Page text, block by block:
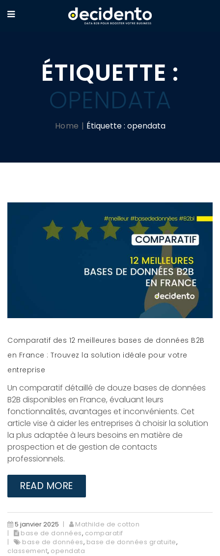
ÉTIQUETTE :
OPENDATA
Home Étiquette : opendata
Comparatif des 12 meilleures bases de données B2B
en France : Trouvez la solution idéale pour votre
entreprise
Un comparatif détaillé de douze bases de données
B2B disponibles en France, évaluant leurs
fonctionnalités, avantages et inconvénients. Cet
article vise à aider les entreprises à choisir la solution
la plus adaptée à leurs besoins en matière de
prospection et de gestion de contacts
professionnels.
READ MORE
5 janvier 2025
Mathilde de cotton
base de données, comparatif
base de données, base de données gratuite,
classement, opendata